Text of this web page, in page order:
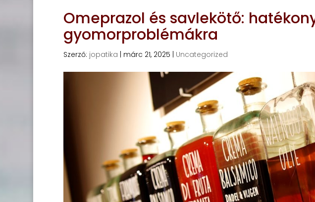
Omeprazol és savlekötő:
gyomorproblémákra
Szerző: jopatika márc 21, 2025 Uncategorized